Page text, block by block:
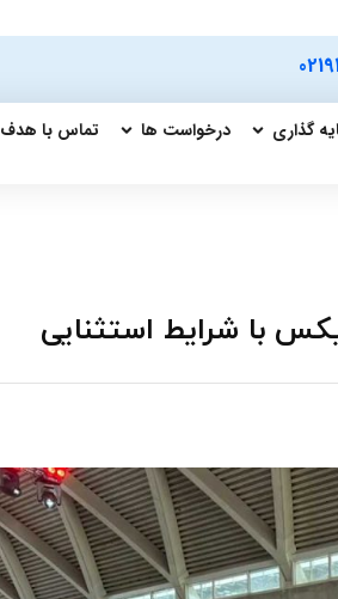
گذاری درخواست ها تماس با هدف
با شرایط استثنایی